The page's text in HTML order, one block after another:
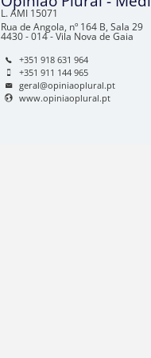
L. AMI 15071
Rua de Angola, nº 164 B, Sala 29
4430 - 014 - Vila Nova de Gaia
+351 918 631 964
+351 911 144 965
geral@opiniaoplural.pt
www.opiniaoplural.pt